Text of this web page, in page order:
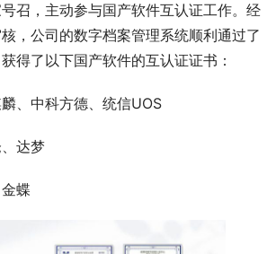
召，主动参与国产软件互认证工作。经
，公司的数字档案管理系统顺利通过了
得了以下国产软件的互认证证书：
、中科方德、统信UOS
达梦
蝶